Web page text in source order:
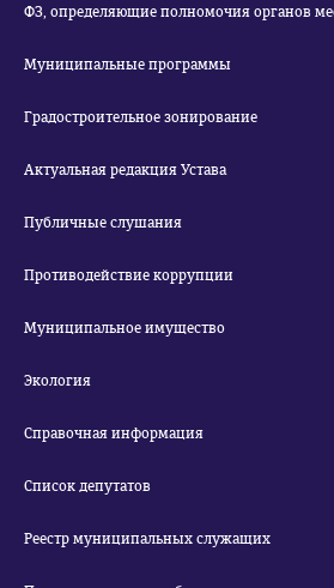
ФЗ, определяющие полномочия органов
Муниципальные программы
Градостроительное зонирование
Актуальная редакция Устава
Публичные слушания
Противодействие коррупции
Муниципальное имущество
Экология
Справочная информация
Список депутатов
Реестр муниципальных служащих